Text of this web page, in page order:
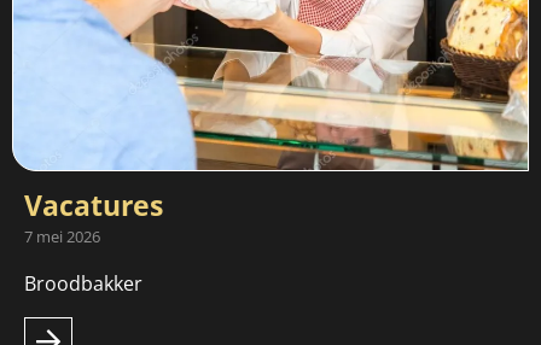
Vacatures
7 mei 2026
Broodbakker